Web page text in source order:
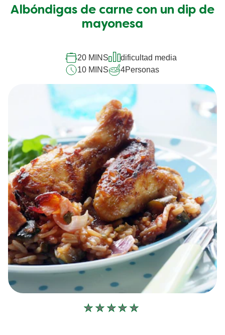
enviado
calificaciones
recipe
Albóndigas de carne con un dip de
mayonesa
20 MINS
dificultad media
10 MINS
4Personas
No